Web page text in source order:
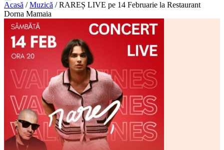
Acasă / Muzică / RAREȘ LIVE pe 14 Februarie la Restaurant
Dorna Mamaia